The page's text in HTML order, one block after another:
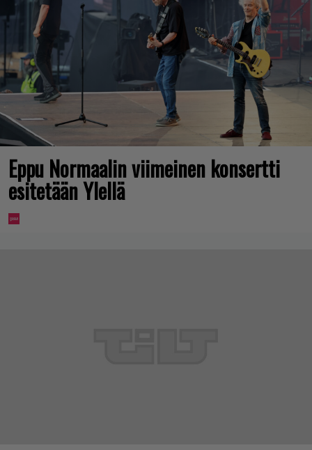
Eppu Normaalin viimeinen konsertti
esitetään Ylellä